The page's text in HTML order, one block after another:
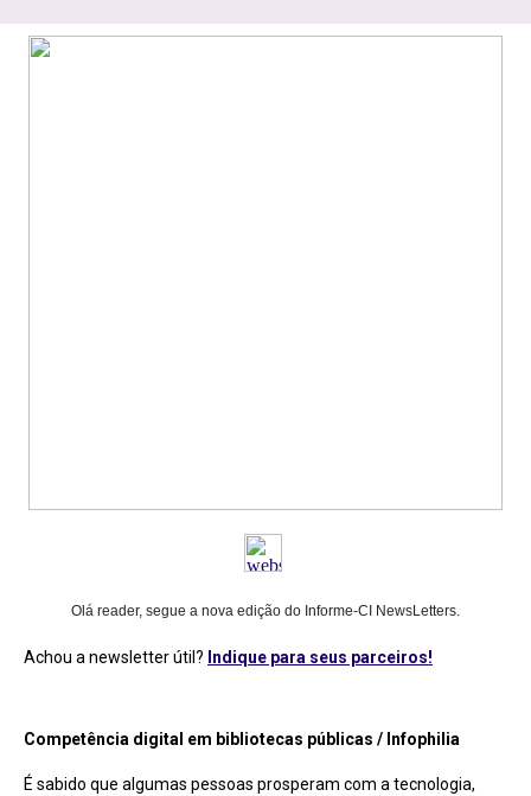
Olá reader, segue a nova edição do Informe-CI NewsLetters.
Achou a newsletter útil? Indique para seus parceiros!
Competência digital em bibliotecas públicas / Infophilia
É sabido que algumas pessoas prosperam com a tecnologia,